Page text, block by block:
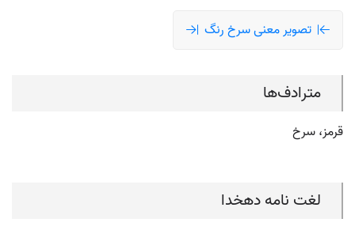
تصویر معنی سرخ رنگ
مترادف‌ها
قرمز، سرخ
لغت نامه دهخدا